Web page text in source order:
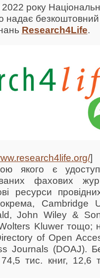
року
надає
Research4Life.
]
якого є
фахових
ресурси
John Wiley &
Kluwer тощо;
of Open
Journals (DOAJ).
тис. книг, 12,6